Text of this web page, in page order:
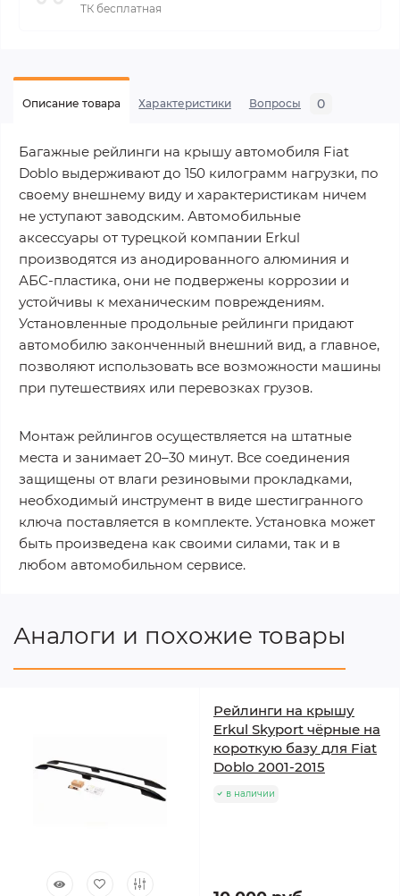
ТК бесплатная
Описание товара Характеристики Вопросы 0
Багажные рейлинги на крышу автомобиля Fiat
Doblo выдерживают до 150 килограмм нагрузки, по
своему внешнему виду и характеристикам ничем
не уступают заводским. Автомобильные
аксессуары от турецкой компании Erkul
производятся из анодированного алюминия и
АБС-пластика, они не подвержены коррозии и
устойчивы к механическим повреждениям.
Установленные продольные рейлинги придают
автомобилю законченный внешний вид, а главное,
позволяют использовать все возможности машины
при путешествиях или перевозках грузов.
Монтаж рейлингов осуществляется на штатные
места и занимает 20–30 минут. Все соединения
защищены от влаги резиновыми прокладками,
необходимый инструмент в виде шестигранного
ключа поставляется в комплекте. Установка может
быть произведена как своими силами, так и в
любом автомобильном сервисе.
Аналоги и похожие товары
Рейлинги на крышу
Erkul Skyport чёрные на
короткую базу для Fiat
Doblo 2001-2015
в наличии